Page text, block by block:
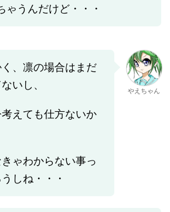
ゃうんだけど・・・
、凛の場合はまだ
いし、
えても仕方ないか
ゃわからない事っ
しね・・・
やえちゃん